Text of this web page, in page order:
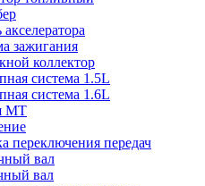
зажигания
коллектор
система 1.5L
система 1.6L
МТ
переключения передач
вал
вал